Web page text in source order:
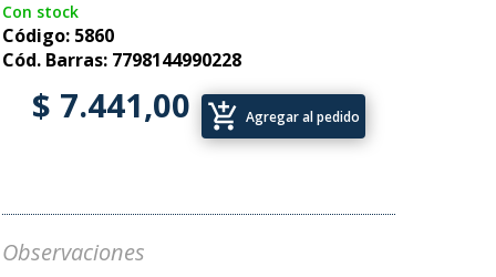
Con stock
Código: 5860
Cód. Barras: 7798144990228
$ 7.441,00 add_shopping_cart Agregar al pedido
Observaciones